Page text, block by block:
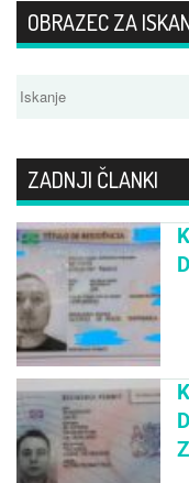
OBRAZEC ZA
ZADNJI ČLANKI